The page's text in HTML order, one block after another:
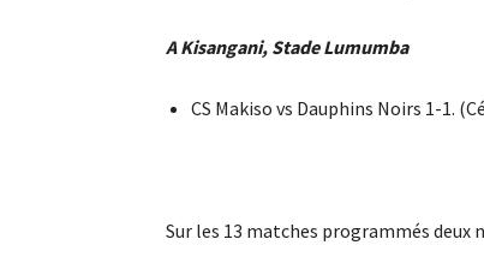
A Kisangani, Stade Lumumba
CS Makiso vs Dauphins Noirs 1-1.
Sur les 13 matches programmés deux